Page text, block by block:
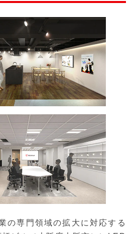
の専門領域の拡大に対応する